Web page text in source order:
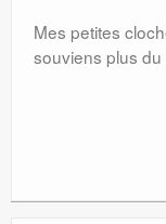
Mes petites
souviens plus